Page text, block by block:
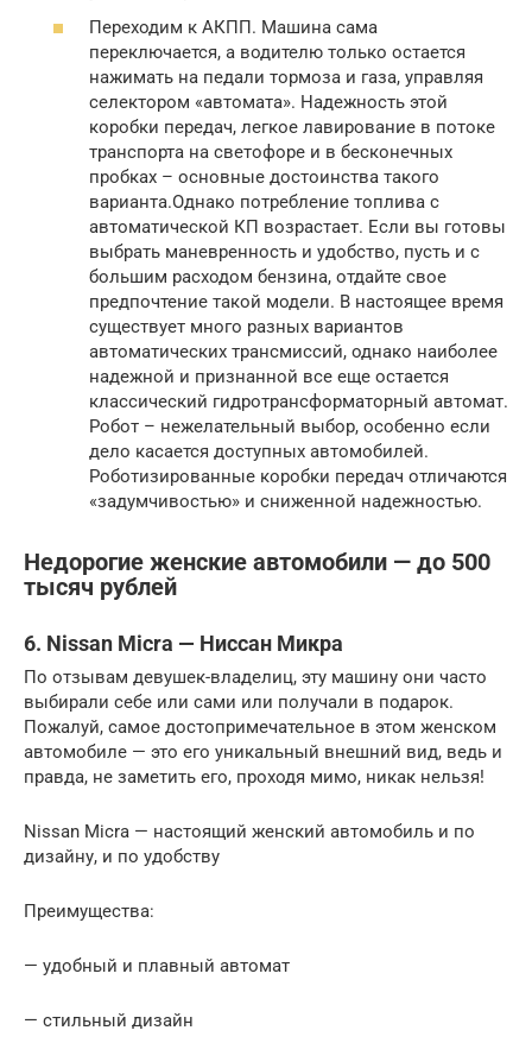
Переходим к АКПП. Машина сама
переключается, а водителю только остается
нажимать на педали тормоза и газа, управляя
селектором «автомата». Надежность этой
коробки передач, легкое лавирование в потоке
транспорта на светофоре и в бесконечных
пробках – основные достоинства такого
варианта.Однако потребление топлива с
автоматической КП возрастает. Если вы готовы
выбрать маневренность и удобство, пусть и с
большим расходом бензина, отдайте свое
предпочтение такой модели. В настоящее время
существует много разных вариантов
автоматических трансмиссий, однако наиболее
надежной и признанной все еще остается
классический гидротрансформаторный автомат.
Робот – нежелательный выбор, особенно если
дело касается доступных автомобилей.
Роботизированные коробки передач отличаются
«задумчивостью» и сниженной надежностью.
Недорогие женские автомобили — до 500
тысяч рублей
6. Nissan Micra — Ниссан Микра
По отзывам девушек-владелиц, эту машину они часто
выбирали себе или сами или получали в подарок.
Пожалуй, самое достопримечательное в этом женском
автомобиле — это его уникальный внешний вид, ведь и
правда, не заметить его, проходя мимо, никак нельзя!
Nissan Micra — настоящий женский автомобиль и по
дизайну, и по удобству
Преимущества:
— удобный и плавный автомат
— стильный дизайн